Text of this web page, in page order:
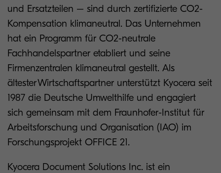
und Ersatzteilen – sind durch zertifizierte CO2-
Kompensation klimaneutral. Das Unternehmen
hat ein Programm für CO2-neutrale
Fachhandelspartner etabliert und seine
Firmenzentralen klimaneutral gestellt. Als
ältester Wirtschaftspartner unterstützt Kyocera seit
1987 die Deutsche Umwelthilfe und engagiert
sich gemeinsam mit dem Fraunhofer-Institut für
Arbeitsforschung und Organisation (IAO) im
Forschungsprojekt OFFICE 21.
Kyocera Document Solutions Inc. ist ein